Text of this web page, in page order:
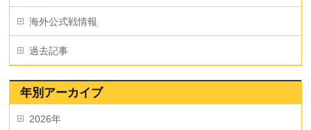
海外公式戦情報
過去記事
年別アーカイブ
2026年